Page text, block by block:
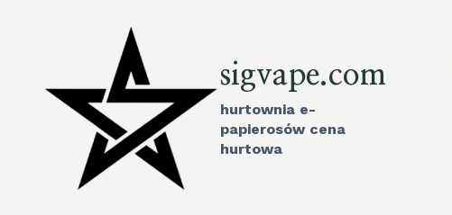
sigvape.com
hurtownia e-
papierosów cena
hurtowa